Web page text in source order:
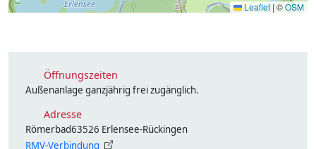
Leaflet | ©OSM
Öffnungszeiten
Außenanlage ganzjährig frei zugänglich.
Adresse
Römerbad63526 Erlensee-Rückingen
RMV-Verbindung